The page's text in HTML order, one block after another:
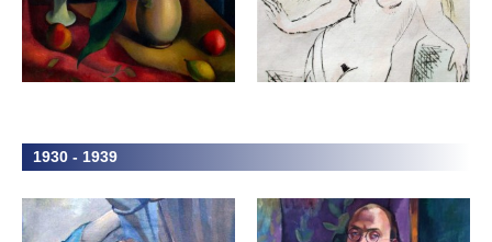
1930 - 1939